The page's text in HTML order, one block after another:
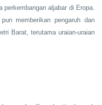
perkembangan aljabar di Eropa.
memberikan pengaruh dan
Barat, terutama uraian-uraian